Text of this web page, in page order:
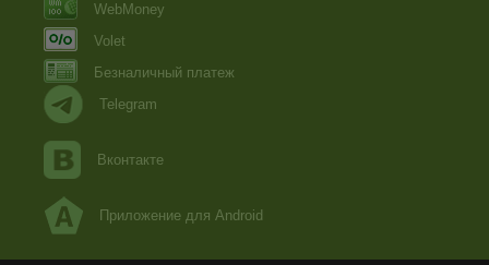
WebMoney
Volet
Безналичный платеж
Telegram
Вконтакте
Приложение для Android